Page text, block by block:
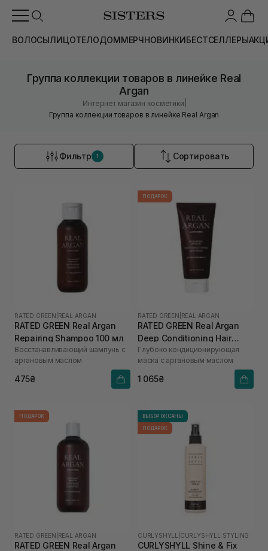
ВОЛОСЫЛИЦОТЕЛОДОММЕРЧНОВИНКИБЕСТСЕЛЛЕРЫ
Группа коллекции товаров в линейке Real
Argan
Интернет магазин косметики
Группа коллекции товаров в линейке Real Argan
Фильтр 1 Сортировать
RATED GREEN REAL ARGAN
RATED GREEN Real Argan
Repairing Shampoo 100 мл
Восстанавливающий шампунь с
аргановым маслом
475₴
ПОДАРОК
RATED GREEN REAL ARGAN
RATED GREEN Real Argan
Deep Conditioning Hair
Mask 200 мл
Глубоко кондиционирующая
маска с аргановым маслом
1 065₴
ПОДАРОК
RATED GREEN REAL ARGAN
RATED GREEN Real Argan
ВЫБОР ОКСАНЫ
ПОДАРОК
CURLYSHYLL CURLYSHYLL STYLING
CURLYSHYLL Shine & Fix